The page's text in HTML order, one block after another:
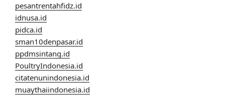
pesantrentahfidz.id
idnusa.id
pidca.id
sman10denpasar.id
ppdmsintang.id
PoultryIndonesia.id
citatenunindonesia.id
muaythaiindonesia.id